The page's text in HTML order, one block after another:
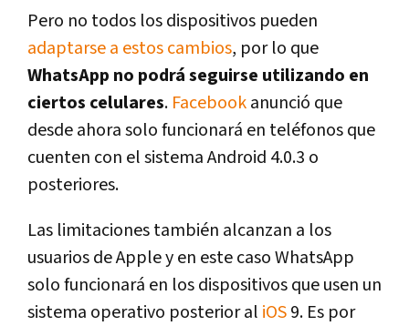
Pero no todos los dispositivos pueden
adaptarse a estos cambios, por lo que
WhatsApp no podrá seguirse utilizando en
ciertos celulares. Facebookanunció que
desde ahora solo funcionará en teléfonos que
cuenten con el sistema Android 4.0.3 o
posteriores.
Las limitaciones también alcanzan a los
usuarios de Apple y en este caso WhatsApp
solo funcionará en los dispositivos que usen un
sistema operativo posterior al iOS9. Es por